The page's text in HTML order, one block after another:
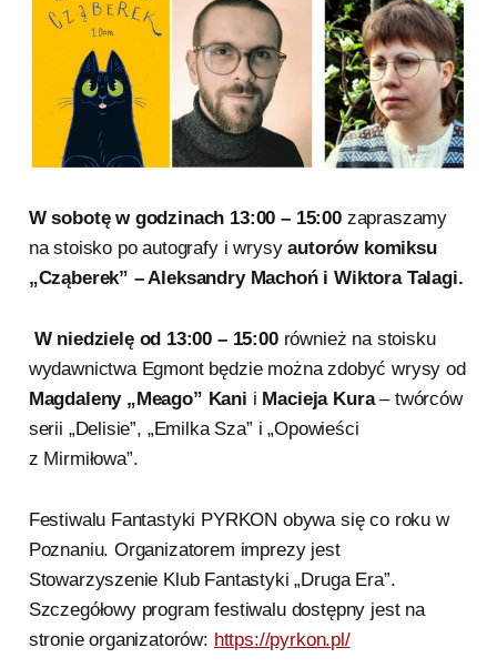
W sobotę w godzinach 13:00 – 15:00 zapraszamy
na stoisko po autografy i wrysyautorów komiksu
„Cząberek” – Aleksandry Machoń i Wiktora Talagi.
W niedzielę od 13:00 – 15:00również na stoisku
wydawnictwa Egmont będzie można zdobyć wrysy od
Magdaleny „Meago” Kani i Macieja Kura– twórców
serii „Delisie”, „Emilka Sza” i „Opowieści
z Mirmiłowa”.
Festiwalu Fantastyki PYRKON obywa się co roku w
Poznaniu. Organizatorem imprezy jest
Stowarzyszenie Klub Fantastyki „Druga Era”.
Szczegółowy program festiwalu dostępny jest na
stronie organizatorów: https://pyrkon.pl/